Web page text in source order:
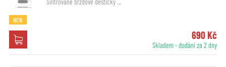
Sintrované brzdové destičky …
NEW
690 Kč
Skladem - dodání za 2 dny